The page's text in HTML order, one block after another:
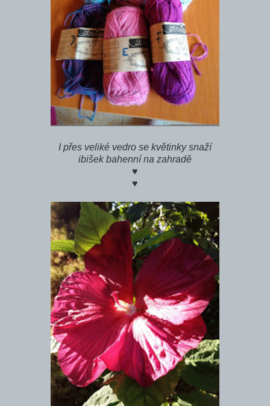
I přes veliké vedro se květinky snaží
ibišek bahenní na zahradě
♥
♥